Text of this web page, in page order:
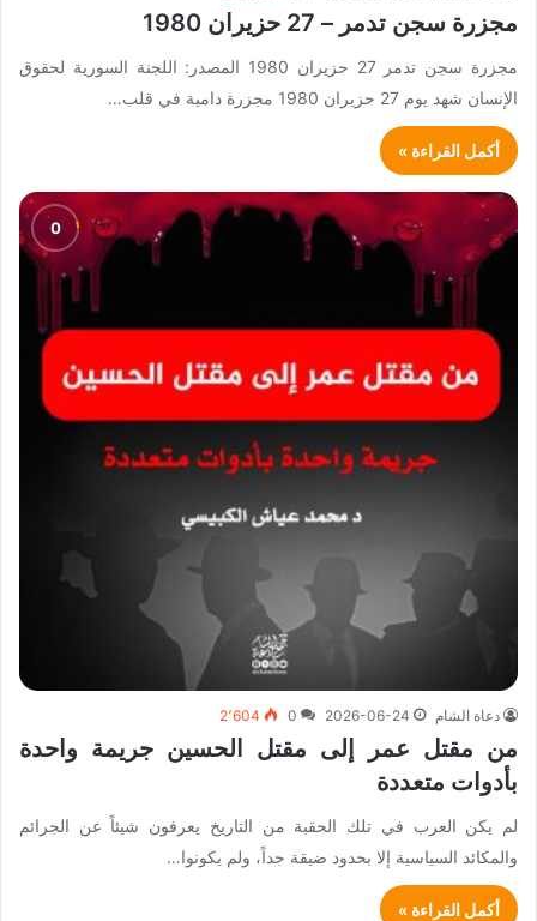
مجزرة سجن تدمر – 27 حزيران 1980
مجزرة سجن تدمر 27 حزيران 1980 المصدر: اللجنة السورية لحقوق
الإنسان شهد يوم 27 حزيران 1980 مجزرة دامية في قلب…
أكمل القراءة »
دعاة الشام 2026-06-24
0 2٬604
من مقتل عمر إلى مقتل الحسين جريمة واحدة
بأدوات متعددة
لم يكن العرب في تلك الحقبة من التاريخ يعرفون شيئاً عن الجرائم
والمكائد السياسية إلا بحدود ضيقة جداً، ولم يكونوا…
أكمل القراءة »